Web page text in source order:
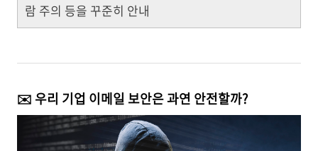
람 주의 등을 꾸준히 안내
✉️ 우리 기업 이메일 보안은 과연 안전할까?